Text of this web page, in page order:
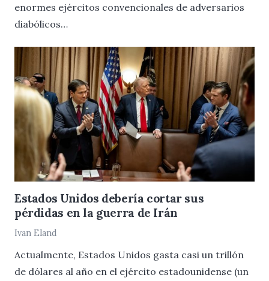
enormes ejércitos convencionales de adversarios
diabólicos…
Estados Unidos debería cortar sus
pérdidas en la guerra de Irán
Ivan Eland
Actualmente, Estados Unidos gasta casi un trillón
de dólares al año en el ejército estadounidense (un